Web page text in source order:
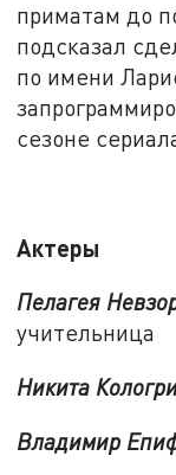
приматам до
подсказал
по имени
сезоне
Актеры
Пелагея
учительница
Никита
Владимир